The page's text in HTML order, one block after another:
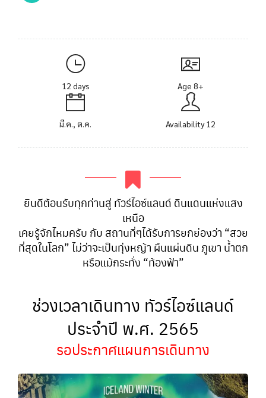
12 days Age 8+
มี.ค., ต.ค. Availability 12
ยินดีต้อนรับทุกท่านสู่ ทัวร์ไอซ์แลนด์ ดินแดนแห่งแสง
เหนือ
เคยรู้จักไหมครับ กับ สถานที่ๆได้รับการยกย่องว่า “สวย
ที่สุดในโลก” ไม่ว่าจะเป็นทุ่งหญ้า ผืนแผ่นดิน ภูเขา น้ำตก
หรือแม้กระทั่ง “ท้องฟ้า”
ช่วงเวลาเดินทาง ทัวร์ไอซ์แลนด์
ประจำปี พ.ศ. 2565
รอประกาศแผนการเดินทาง